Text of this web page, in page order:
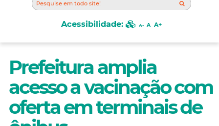
Prefeitura amplia
acesso a vacinação com
oferta em terminais de